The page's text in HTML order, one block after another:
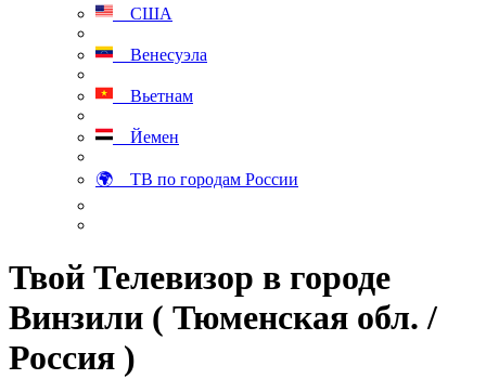
США
Венесуэла
Вьетнам
Йемен
🌍 ТВ по городам России
Твой Телевизор в городе
Винзили ( Тюменская обл. /
Россия )